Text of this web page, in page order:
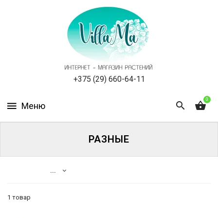
+375 (29) 660-64-11
0
НОВОСТИ,
АКЦИИ
РАЗНЫЕ
...
1 товар